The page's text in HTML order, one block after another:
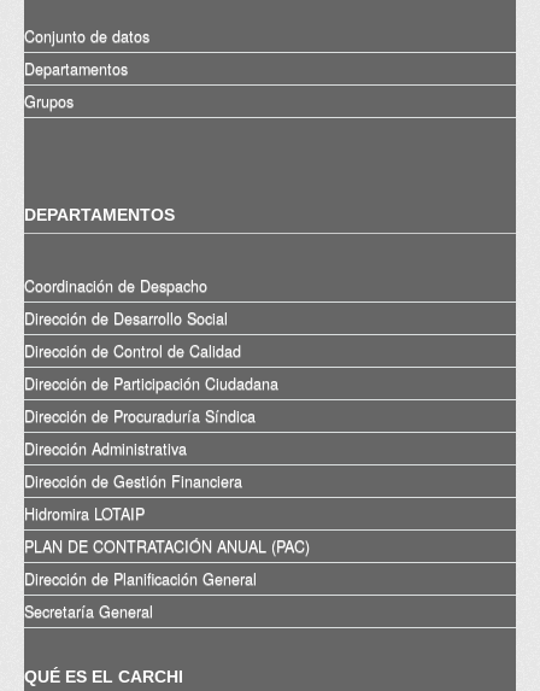
Conjunto de datos
Departamentos
Grupos
DEPARTAMENTOS
Coordinación de Despacho
Dirección de Desarrollo Social
Dirección de Control de Calidad
Dirección de Participación Ciudadana
Dirección de Procuraduría Síndica
Dirección Administrativa
Dirección de Gestión Financiera
Hidromira LOTAIP
PLAN DE CONTRATACIÓN ANUAL (PAC)
Dirección de Planificación General
Secretaría General
QUÉ ES EL CARCHI